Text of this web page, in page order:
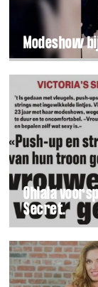
Modeshow
Ohlala
Secret.